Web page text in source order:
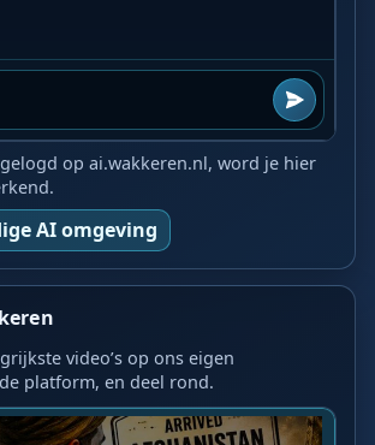
op ai.wakkeren.nl, word je hier
AI omgeving
video’s op ons eigen
platform, en deel rond.